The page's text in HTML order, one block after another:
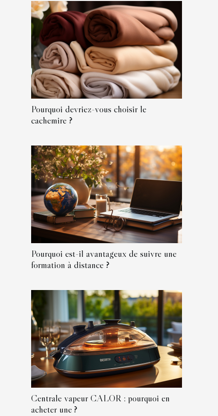
Pourquoi devriez-vous choisir le
cachemire ?
Pourquoi est-il avantageux de suivre une
formation à distance ?
Centrale vapeur CALOR : pourquoi en
acheter une ?